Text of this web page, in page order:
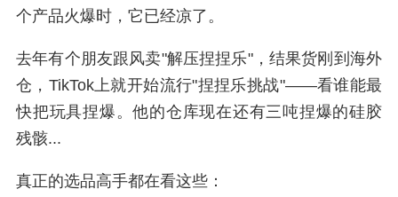
个产品火爆时，它已经凉了。
去年有个朋友跟风卖"解压捏捏乐"，结果货刚到海外
仓，TikTok上就开始流行"捏捏乐挑战"——看谁能最
快把玩具捏爆。他的仓库现在还有三吨捏爆的硅胶
残骸...
真正的选品高手都在看这些：